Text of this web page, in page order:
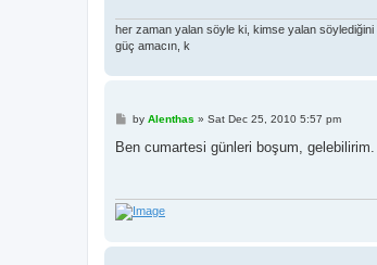
her zaman yalan söyle ki, kimse yalan söylediğini
güç amacın, k
P
s
by Alenthas » Sat Dec 25, 2010 5:57 pm
Ben cumartesi günleri boşum, gelebilirim.